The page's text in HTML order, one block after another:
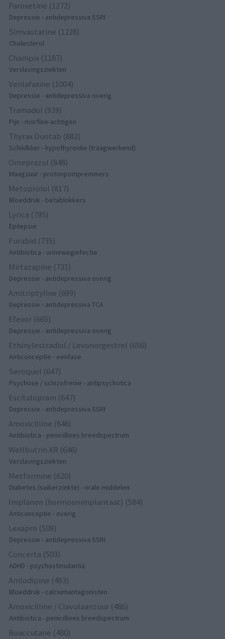
Paroxetine (1272)
Depressie - antidepressiva SSRI
Simvastatine (1228)
Cholesterol
Champix (1187)
Verslavingsziekten
Venlafaxine (1004)
Depressie - antidepressiva overig
Tramadol (939)
Pijn - morfine-achtigen
Thyrax Duotab (882)
Schildklier - hypothyroidie (traagwerkend)
Omeprazol (848)
Maagzuur - protonpompremmers
Metoprolol (817)
Bloeddruk - betablokkers
Lyrica (795)
Epilepsie
Furabid (735)
Antibiotica - urineweginfectie
Mirtazapine (731)
Depressie - antidepressiva overig
Amitriptyline (699)
Depressie - antidepressiva TCA
Efexor (665)
Depressie - antidepressiva overig
Ethinylestradiol / Levonorgestrel (656)
Anticonceptie - eenfase
Seroquel (647)
Psychose / schizofrenie - antipsychotica
Escitalopram (647)
Depressie - antidepressiva SSRI
Amoxicilline (646)
Antibiotica - penicillines breedspectrum
Wellbutrin XR (646)
Verslavingsziekten
Metformine (620)
Diabetes (suikerziekte) - orale middelen
Implanon (hormoonimplantaat) (584)
Anticonceptie - overig
Lexapro (509)
Depressie - antidepressiva SSRI
Concerta (503)
ADHD - psychostimulantia
Amlodipine (493)
Bloeddruk - calciumantagonisten
Amoxicilline / Clavulaanzuur (486)
Antibiotica - penicillines breedspectrum
Roaccutane (480)